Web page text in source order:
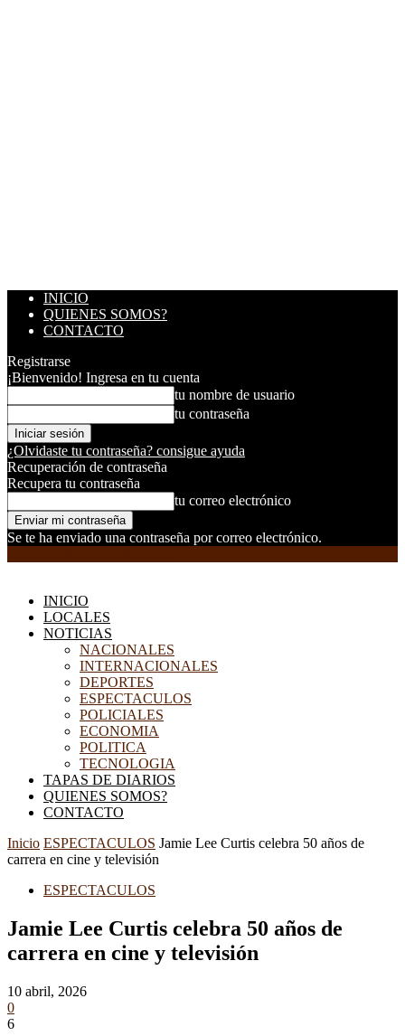
INICIO
QUIENES SOMOS?
CONTACTO
Registrarse
¡Bienvenido! Ingresa en tu cuenta
tu nombre de usuario
tu contraseña
¿Olvidaste tu contraseña? consigue ayuda
Recuperación de contraseña
Recupera tu contraseña
tu correo electrónico
Se te ha enviado una contraseña por correo electrónico.
INICIO
LOCALES
NOTICIAS
NACIONALES
INTERNACIONALES
DEPORTES
ESPECTACULOS
POLICIALES
ECONOMIA
POLITICA
TECNOLOGIA
TAPAS DE DIARIOS
QUIENES SOMOS?
CONTACTO
Inicio ESPECTACULOS Jamie Lee Curtis celebra 50 años de
carrera en cine y televisión
ESPECTACULOS
Jamie Lee Curtis celebra 50 años de
carrera en cine y televisión
10 abril, 2026
0
6